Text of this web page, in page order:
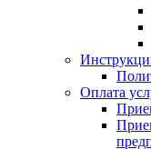
Оплата